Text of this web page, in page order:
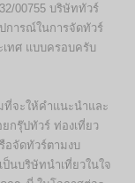
00755 บริษัททัวร์
การณ์ในการจัดทัวร์
เทศ แบบครอบครับ
จะให้คำแนะนำและ
กรุ๊ปทัวร์ ท่องเที่ยว
จัดทัวร์ตามงบ
นบริษัทนำเที่ยวในใจ